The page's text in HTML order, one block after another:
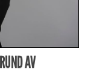
AV